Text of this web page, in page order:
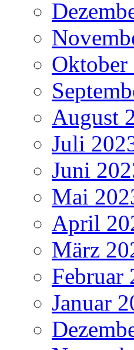
Oktober
August
Juli
Juni
Mai
April
März
Februar
Januar